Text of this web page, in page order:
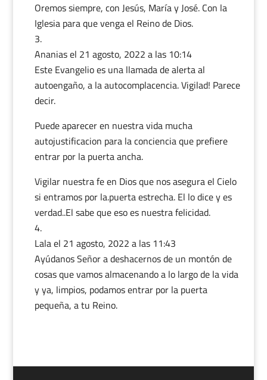
Oremos siempre, con Jesús, María y José. Con la
Iglesia para que venga el Reino de Dios.
Ananiasel 21 agosto, 2022 a las 10:14
Este Evangelio es una llamada de alerta al
autoengaño, a la autocomplacencia. Vigilad! Parece
decir.
Puede aparecer en nuestra vida mucha
autojustificacion para la conciencia que prefiere
entrar por la puerta ancha.
Vigilar nuestra fe en Dios que nos asegura el Cielo
si entramos por la.puerta estrecha. El lo dice y es
verdad..El sabe que eso es nuestra felicidad.
Lalael 21 agosto, 2022 a las 11:43
Ayúdanos Señor a deshacernos de un montón de
cosas que vamos almacenando a lo largo de la vida
y ya, limpios, podamos entrar por la puerta
pequeña, a tu Reino.